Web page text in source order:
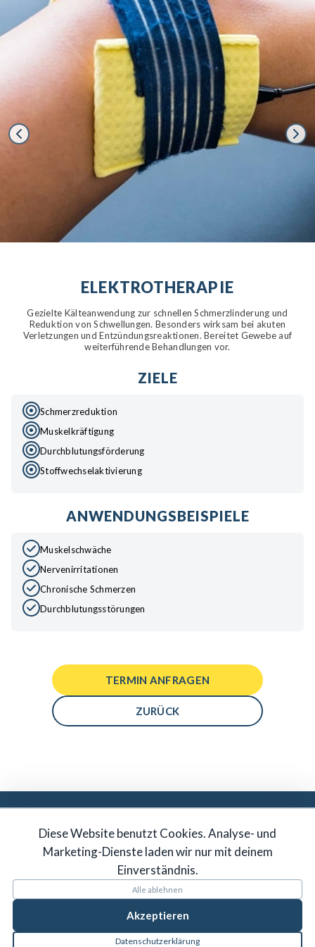
ELEKTROTHERAPIE
Gezielte Kälteanwendung zur schnellen Schmerzlinderung und
Reduktion von Schwellungen. Besonders wirksam bei akuten
Verletzungen und Entzündungsreaktionen. Bereitet Gewebe auf
weiterführende Behandlungen vor.
ZIELE
Schmerzreduktion
Muskelkräftigung
Durchblutungsförderung
Stoffwechselaktivierung
ANWENDUNGSBEISPIELE
Muskelschwäche
Nervenirritationen
Chronische Schmerzen
Durchblutungsstörungen
TERMIN ANFRAGEN
ZURÜCK
JETZT BEWERBEN
Diese Website benutzt Cookies. Analyse- und
Marketing-Dienste laden wir nur mit deinem
Einverständnis.
Alle ablehnen
Akzeptieren
Datenschutzerklärung